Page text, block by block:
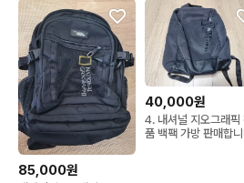
85,000원
40,000원
4. 내셔널 지오그래픽
품 백팩 가방 판매합